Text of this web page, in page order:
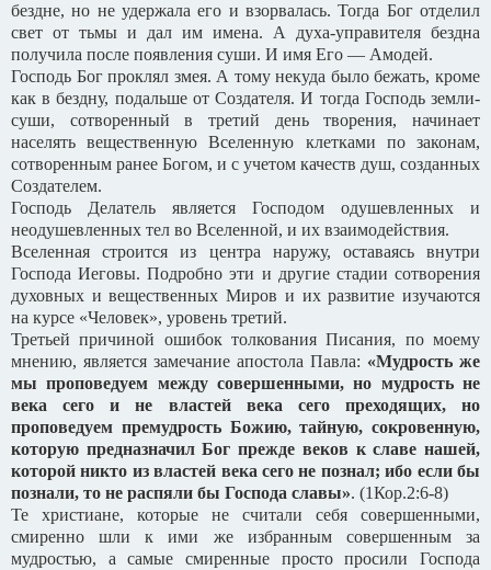
бездне, но не удержала его и взорвалась. Тогда Бог отделил
свет от тьмы и дал им имена. А духа-управителя бездна
получила после появления суши. И имя Его — Амодей.
Господь Бог проклял змея. А тому некуда было бежать, кроме
как в бездну, подальше от Создателя. И тогда Господь земли-
суши, сотворенный в третий день творения, начинает
населять вещественную Вселенную клетками по законам,
сотворенным ранее Богом, и с учетом качеств душ, созданных
Создателем.
Господь Делатель является Господом одушевленных и
неодушевленных тел во Вселенной, и их взаимодействия.
Вселенная строится из центра наружу, оставаясь внутри
Господа Иеговы. Подробно эти и другие стадии сотворения
духовных и вещественных Миров и их развитие изучаются
на курсе «Человек», уровень третий.
Третьей причиной ошибок толкования Писания, по моему
мнению, является замечание апостола Павла: «Мудрость же
мы проповедуем между совершенными, но мудрость не
века сего и не властей века сего преходящих, но
проповедуем премудрость Божию, тайную, сокровенную,
которую предназначил Бог прежде веков к славе нашей,
которой никто из властей века сего не познал; ибо если бы
познали, то не распяли бы Господа славы». (1Кор.2:6-8)
Те христиане, которые не считали себя совершенными,
смиренно шли к ими же избранным совершенным за
мудростью, а самые смиренные просто просили Господа